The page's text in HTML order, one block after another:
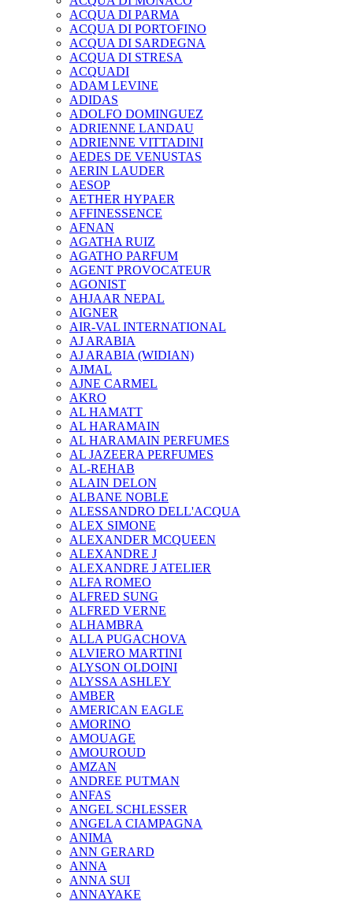
ACQUA DI PARMA
ACQUA DI PORTOFINO
ACQUA DI SARDEGNA
ACQUA DI STRESA
ACQUADI
ADAM LEVINE
ADIDAS
ADOLFO DOMINGUEZ
ADRIENNE LANDAU
ADRIENNE VITTADINI
AEDES DE VENUSTAS
AERIN LAUDER
AESOP
AETHER HYPAER
AFFINESSENCE
AFNAN
AGATHA RUIZ
AGATHO PARFUM
AGENT PROVOCATEUR
AGONIST
AHJAAR NEPAL
AIGNER
AIR-VAL INTERNATIONAL
AJ ARABIA
AJ ARABIA (WIDIAN)
AJMAL
AJNE CARMEL
AKRO
AL HAMATT
AL HARAMAIN
AL HARAMAIN PERFUMES
AL JAZEERA PERFUMES
AL-REHAB
ALAIN DELON
ALBANE NOBLE
ALESSANDRO DELL'ACQUA
ALEX SIMONE
ALEXANDER MCQUEEN
ALEXANDRE J
ALEXANDRE J ATELIER
ALFA ROMEO
ALFRED SUNG
ALFRED VERNE
ALHAMBRA
ALLA PUGACHOVA
ALVIERO MARTINI
ALYSON OLDOINI
ALYSSA ASHLEY
AMBER
AMERICAN EAGLE
AMORINO
AMOUAGE
AMOUROUD
AMZAN
ANDREE PUTMAN
ANFAS
ANGEL SCHLESSER
ANGELA CIAMPAGNA
ANIMA
ANN GERARD
ANNA
ANNA SUI
ANNAYAKE